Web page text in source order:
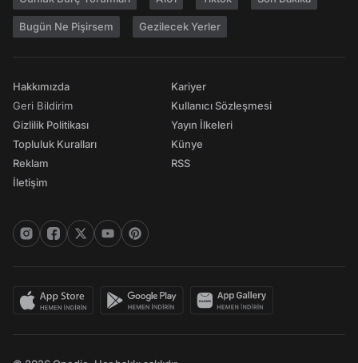
Bugün Ne Pişirsem Gezilecek Yerler
Hakkımızda
Geri Bildirim
Gizlilik Politikası
Topluluk Kuralları
Reklam
İletişim
Kariyer
Kullanıcı Sözleşmesi
Yayın İlkeleri
Künye
RSS